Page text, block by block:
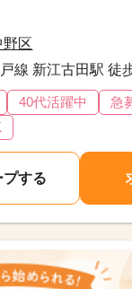
野区
線 新江古田駅 徒
40代活躍中
急
プする